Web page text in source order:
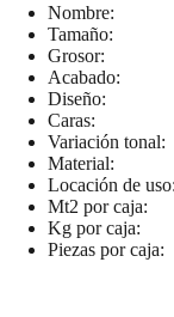
Variación
Locación de
Mt2 por
Kg por
Piezas por